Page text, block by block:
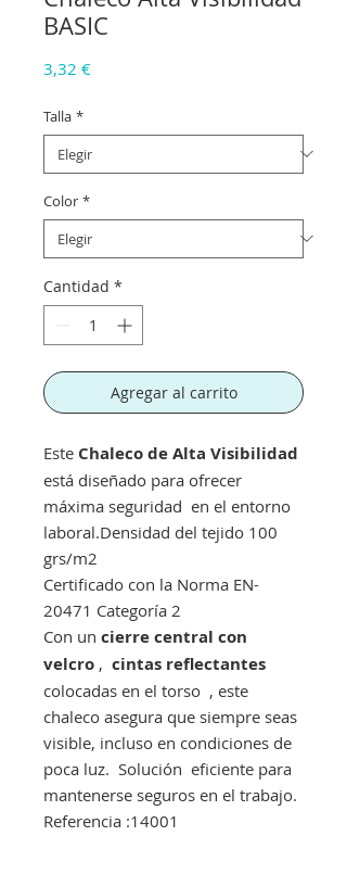
BASIC
3,32 €Precio
Talla *
Color *
Cantidad *
Agregar al carrito
Este Chaleco de Alta Visibilidad
está diseñado para ofrecer
máxima seguridad en el entorno
laboral.Densidad del tejido 100
grs/m2
Certificado con la Norma EN-
20471 Categoría 2
Con un cierre central con
velcro , cintas reflectantes
colocadas en el torso , este
chaleco asegura que siempre seas
visible, incluso en condiciones de
poca luz. Solución eficiente para
mantenerse seguros en el trabajo.
Referencia :14001